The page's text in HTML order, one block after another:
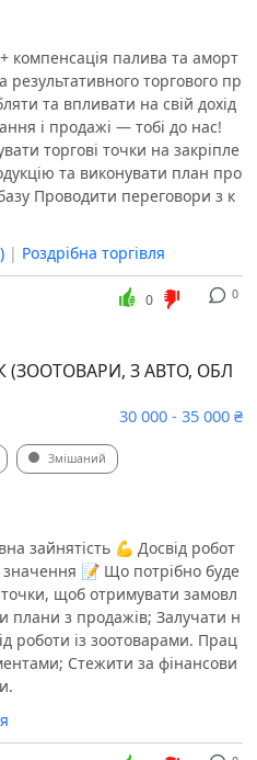
компенсація палива та аморт
результативного торгового пр
та впливати на свій дохід
і продажі — тобі до нас!
торгові точки на закріпле
та виконувати план про
Проводити переговори з к
| Роздрібна торгівля
0
0
З АВТО, ОБЛ
30 000 - 35 000 ₴
Змішаний
зайнятість 💪 Досвід робот
значення 📝 Що потрібно буде
точки, щоб отримувати замовл
плани з продажів; Залучати н
роботи із зоотоварами. Прац
Стежити за фінансови